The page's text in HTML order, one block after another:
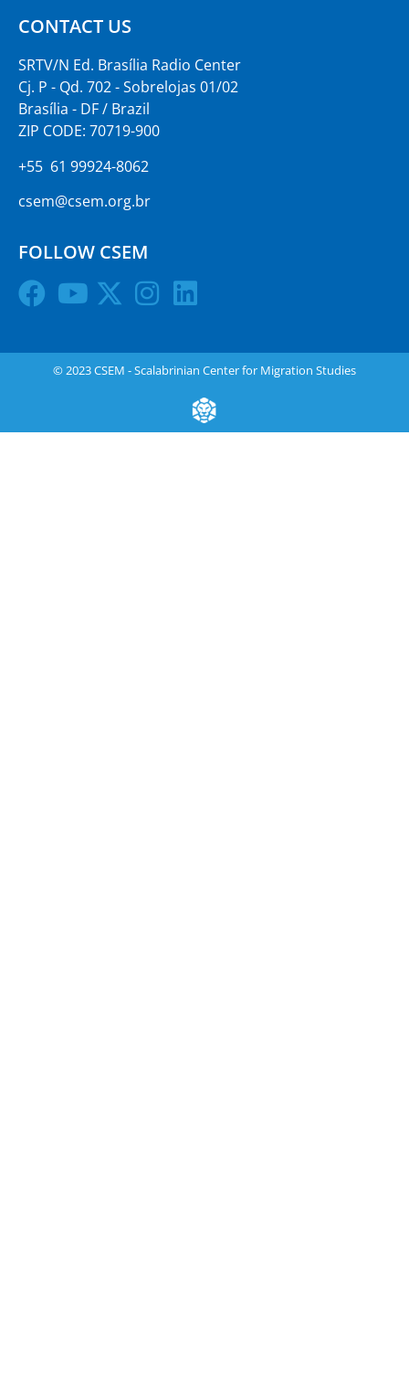
CONTACT US
SRTV/N Ed. Brasília Radio Center
Cj. P - Qd. 702 - Sobrelojas 01/02
Brasília - DF / Brazil
ZIP CODE: 70719-900
+55 61 99924-8062
csem@csem.org.br
FOLLOW CSEM
© 2023 CSEM - Scalabrinian Center for Migration Studies